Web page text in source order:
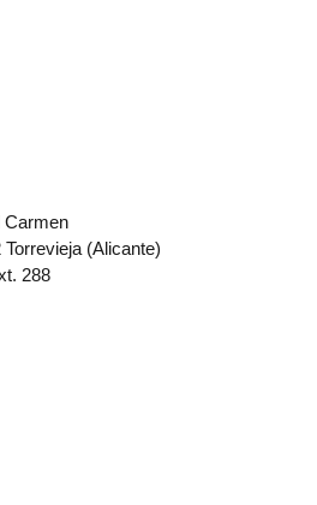
Carmen
(Alicante)
288